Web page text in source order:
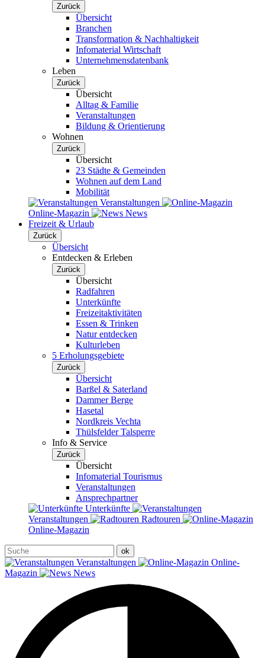
Zurück
Übersicht
Branchen
Transformation & Nachhaltigkeit
Infomaterial Wirtschaft
Unternehmensdatenbank
Leben
Zurück
Übersicht
Alltag & Familie
Veranstaltungen
Bildung & Orientierung
Wohnen
Zurück
Übersicht
23 Städte & Gemeinden
Wohnen auf dem Land
Mobilität
Veranstaltungen
Online-Magazin
News
Freizeit & Urlaub
Zurück
Übersicht
Entdecken & Erleben
Zurück
Übersicht
Radfahren
Unterkünfte
Freizeitaktivitäten
Essen & Trinken
Natur entdecken
Kulturleben
5 Erholungsgebiete
Zurück
Übersicht
Barßel & Saterland
Dammer Berge
Hasetal
Nordkreis Vechta
Thülsfelder Talsperre
Info & Service
Zurück
Übersicht
Infomaterial Tourismus
Veranstaltungen
Ansprechpartner
Unterkünfte
Veranstaltungen
Radtouren
Online-Magazin
Veranstaltungen
Online-
Magazin
News